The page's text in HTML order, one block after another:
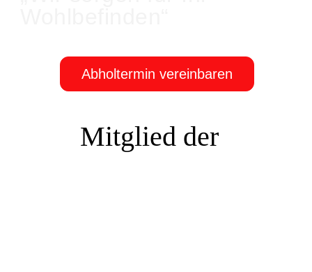
Abholtermin vereinbaren
Mitglied der